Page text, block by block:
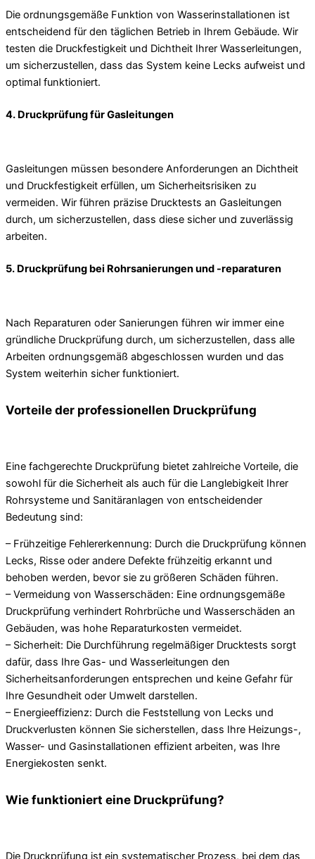
Die ordnungsgemäße Funktion von Wasserinstallationen ist
entscheidend für den täglichen Betrieb in Ihrem Gebäude. Wir
testen die Druckfestigkeit und Dichtheit Ihrer Wasserleitungen,
um sicherzustellen, dass das System keine Lecks aufweist und
optimal funktioniert.
4. Druckprüfung für Gasleitungen
Gasleitungen müssen besondere Anforderungen an Dichtheit
und Druckfestigkeit erfüllen, um Sicherheitsrisiken zu
vermeiden. Wir führen präzise Drucktests an Gasleitungen
durch, um sicherzustellen, dass diese sicher und zuverlässig
arbeiten.
5. Druckprüfung bei Rohrsanierungen und -reparaturen
Nach Reparaturen oder Sanierungen führen wir immer eine
gründliche Druckprüfung durch, um sicherzustellen, dass alle
Arbeiten ordnungsgemäß abgeschlossen wurden und das
System weiterhin sicher funktioniert.
Vorteile der professionellen Druckprüfung
Eine fachgerechte Druckprüfung bietet zahlreiche Vorteile, die
sowohl für die Sicherheit als auch für die Langlebigkeit Ihrer
Rohrsysteme und Sanitäranlagen von entscheidender
Bedeutung sind:
– Frühzeitige Fehlererkennung: Durch die Druckprüfung können
Lecks, Risse oder andere Defekte frühzeitig erkannt und
behoben werden, bevor sie zu größeren Schäden führen.
– Vermeidung von Wasserschäden: Eine ordnungsgemäße
Druckprüfung verhindert Rohrbrüche und Wasserschäden an
Gebäuden, was hohe Reparaturkosten vermeidet.
– Sicherheit: Die Durchführung regelmäßiger Drucktests sorgt
dafür, dass Ihre Gas- und Wasserleitungen den
Sicherheitsanforderungen entsprechen und keine Gefahr für
Ihre Gesundheit oder Umwelt darstellen.
– Energieeffizienz: Durch die Feststellung von Lecks und
Druckverlusten können Sie sicherstellen, dass Ihre Heizungs-,
Wasser- und Gasinstallationen effizient arbeiten, was Ihre
Energiekosten senkt.
Wie funktioniert eine Druckprüfung?
Die Druckprüfung ist ein systematischer Prozess, bei dem das